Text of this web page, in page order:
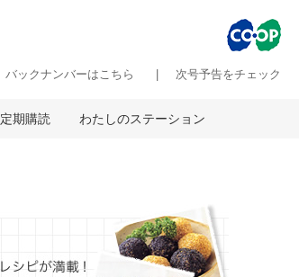
バックナンバーはこちら 次号予告をチェック
定期購読 わたしのステーション